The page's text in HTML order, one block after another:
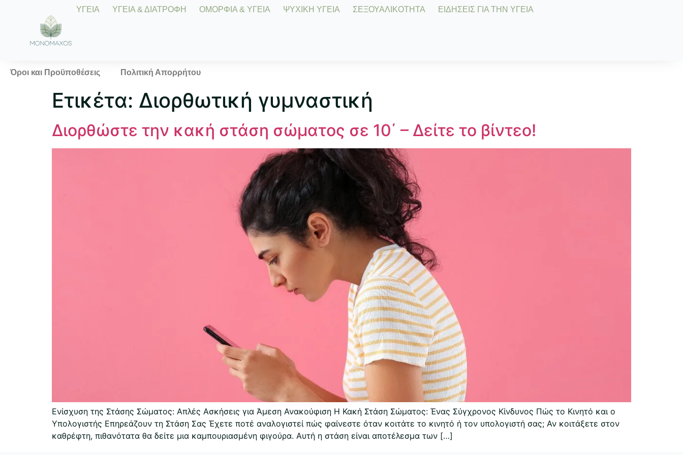
ΥΓΕΙΑ ΥΓΕΙΑ & ΔΙΑΤΡΟΦΗ ΟΜΟΡΦΙΑ & ΥΓΕΙΑ ΨΥΧΙΚΗ ΥΓΕΙΑ ΣΕΞΟΥΑΛΙΚΟΤΗΤΑ ΕΙΔΗΣΕΙΣ ΓΙΑ ΤΗΝ ΥΓΕΙΑ
Όροι και Προϋποθέσεις Πολιτική Απορρήτου
Ετικέτα: Διορθωτική γυμναστική
Διορθώστε την κακή στάση σώματος σε 10΄ – Δείτε το βίντεο!
Ενίσχυση της Στάσης Σώματος: Απλές Ασκήσεις για Άμεση Ανακούφιση Η Κακή Στάση Σώματος: Ένας Σύγχρονος Κίνδυνος Πώς το Κινητό και ο
Υπολογιστής Επηρεάζουν τη Στάση Σας Έχετε ποτέ αναλογιστεί πώς φαίνεστε όταν κοιτάτε το κινητό ή τον υπολογιστή σας; Αν κοιτάξετε στον
καθρέφτη, πιθανότατα θα δείτε μια καμπουριασμένη φιγούρα. Αυτή η στάση είναι αποτέλεσμα των […]